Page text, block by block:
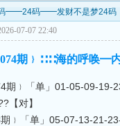
━━24码━━发财不是梦24码
07-07 22:40
期﹜∷∷海的呼唤
期﹜「单」01-05-09-
【对】
﹜「单」05-07-13-21-